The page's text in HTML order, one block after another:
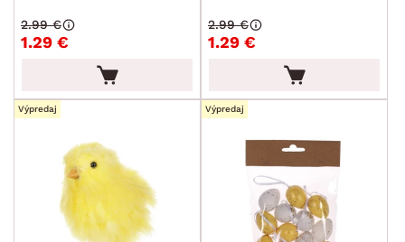
ROZMERY
cm max.
cm max.
MATERIÁL
MIESTNOSŤ
1.29 €
2.99 €
1.29 €
2.99 €
Výpredaj Výpredaj